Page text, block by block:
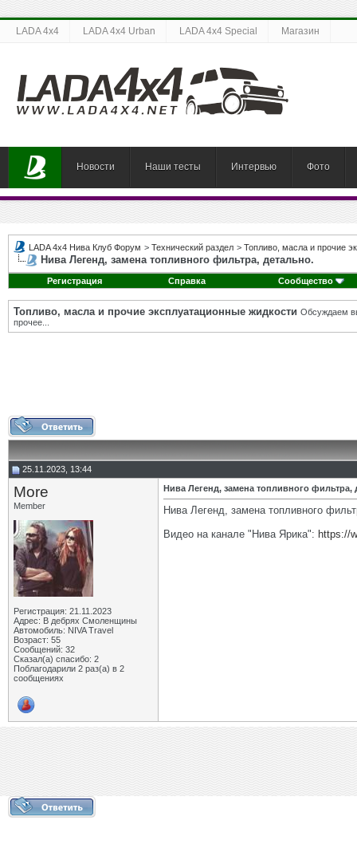
LADA 4x4 LADA 4x4 Urban LADA 4x4 Special Магазин
Новости Наши тесты Интервью Фото
LADA 4x4 Нива Клуб Форум > Технический раздел > Топливо, масла и прочие
Нива Легенд, замена топливного фильтра, детально.
Регистрация Справка Сообщество
Топливо, масла и прочие эксплуатационные жидкости Обсуждаем
прочее...
25.11.2023, 13:44
More
Member
Регистрация: 21.11.2023
Адрес: В дебрях Смоленщины
Автомобиль: NIVA Travel
Возраст: 55
Сообщений: 32
Сказал(а) спасибо: 2
Поблагодарили 2 раз(а) в 2
сообщениях
Нива Легенд, замена топливного фильтра,
Нива Легенд, замена топливного
Видео на канале "Нива Ярика": https://